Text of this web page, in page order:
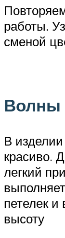
работы.
сменой
Волны
В
красиво.
легкий
петелек
высоту